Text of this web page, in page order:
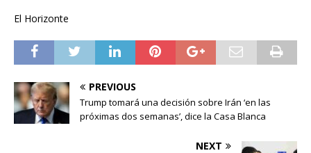
El Horizonte
PREVIOUS
Trump tomará una decisión sobre Irán ‘en las
próximas dos semanas’, dice la Casa Blanca
NEXT